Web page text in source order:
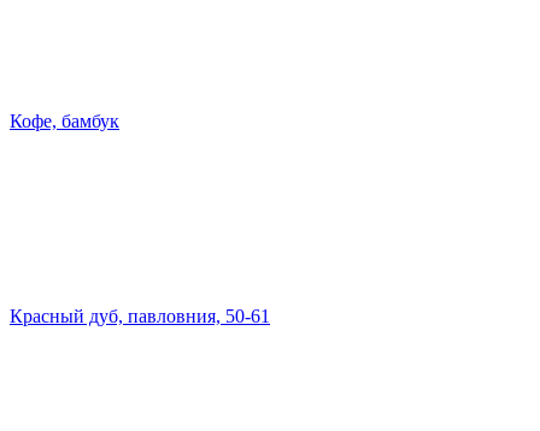
Кофе, бамбук
Красный дуб, павловния, 50-61